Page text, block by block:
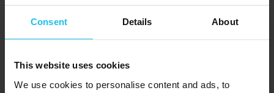
Consent Details About
This website uses cookies
We use cookies to personalise content and ads, to
Margrét Margrétardottir